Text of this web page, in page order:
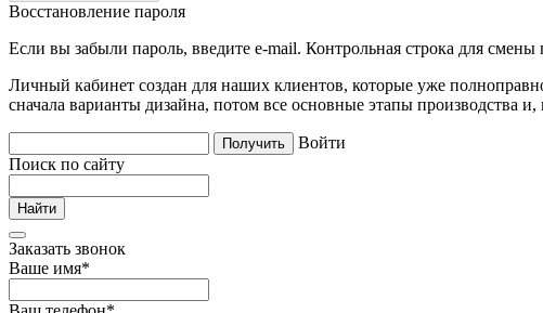
Восстановление пароля
Если вы забыли пароль, введите e-mail. Контрольная строка для
Личный кабинет создан для наших клиентов, которые уже
сначала варианты дизайна, потом все основные этапы производства
Войти
Поиск по сайту
Заказать звонок
Ваше имя*